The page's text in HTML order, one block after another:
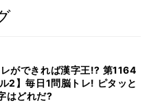
ができれば漢字王!? 第1164
2】毎日1問脳トレ! ピタッと
はどれだ?